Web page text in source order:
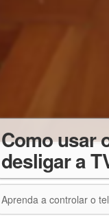
Como usar
desligar a
Aprenda a controlar o